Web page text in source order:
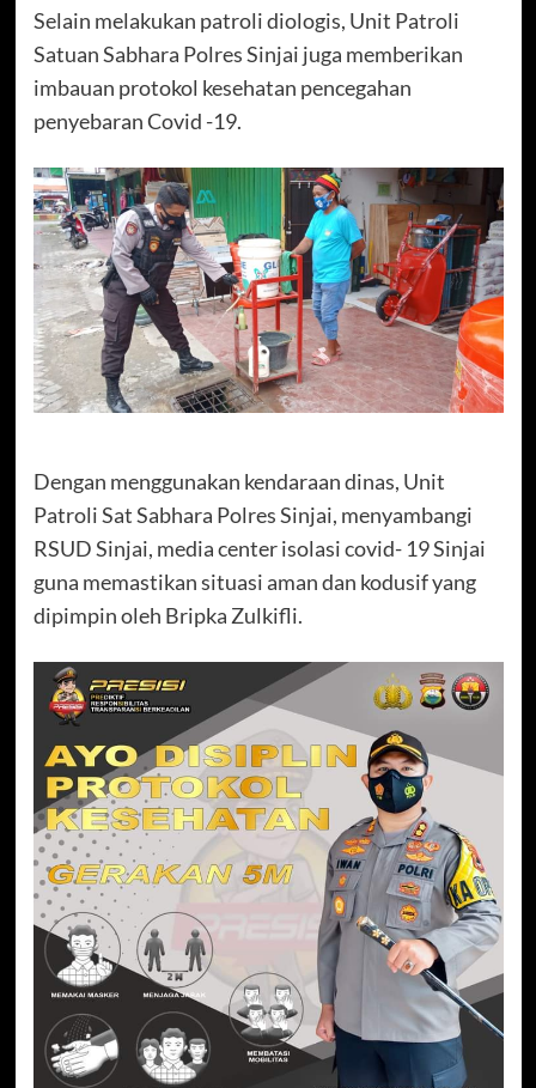
Selain melakukan patroli diologis, Unit Patroli
Satuan Sabhara Polres Sinjai juga memberikan
imbauan protokol kesehatan pencegahan
penyebaran Covid -19.
Dengan menggunakan kendaraan dinas, Unit
Patroli Sat Sabhara Polres Sinjai, menyambangi
RSUD Sinjai, media center isolasi covid- 19 Sinjai
guna memastikan situasi aman dan kodusif yang
dipimpin oleh Bripka Zulkifli.